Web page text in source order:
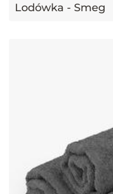
Lodówka - Smeg